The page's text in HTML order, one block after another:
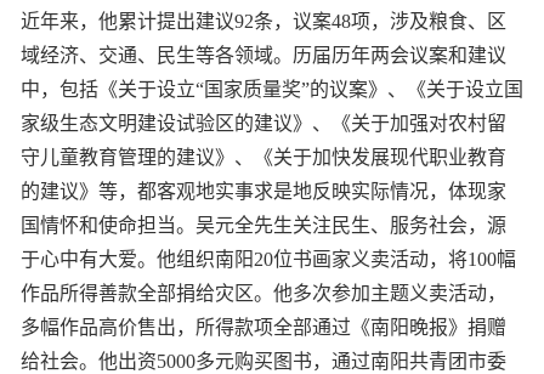
近年来，他累计提出建议92条，议案48项，涉及粮食、区
域经济、交通、民生等各领域。历届历年两会议案和建议
中，包括《关于设立“国家质量奖”的议案》、《关于设立国
家级生态文明建设试验区的建议》、《关于加强对农村留
守儿童教育管理的建议》、《关于加快发展现代职业教育
的建议》等，都客观地实事求是地反映实际情况，体现家
国情怀和使命担当。吴元全先生关注民生、服务社会，源
于心中有大爱。他组织南阳20位书画家义卖活动，将100幅
作品所得善款全部捐给灾区。他多次参加主题义卖活动，
多幅作品高价售出，所得款项全部通过《南阳晚报》捐赠
给社会。他出资5000多元购买图书，通过南阳共青团市委